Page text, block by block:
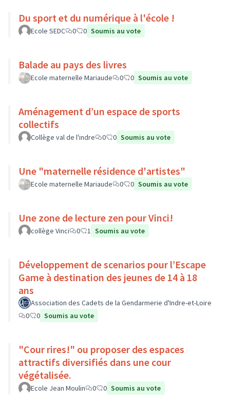
Du sport et du numérique à l'école !
Ecole SEDC 0 0 Soumis au vote
Balade au pays des livres
Ecole maternelle Mariaude 0 0 Soumis au vote
Aménagement d’un espace de sports
collectifs
Collège val de l'indre 0 0 Soumis au vote
Une "maternelle résidence d'artistes"
Ecole maternelle Mariaude 0 0 Soumis au vote
Une zone de lecture zen pour Vinci!
collège Vinci 0 1 Soumis au vote
Développement de scenarios pour l’Escape
Game à destination des jeunes de 14 à 18
ans
Association des Cadets de la Gendarmerie d'Indre-et-Loire
0
0 Soumis au vote
"Cour rires!" ou proposer des espaces
attractifs diversifiés dans une cour
végétalisée.
Ecole Jean Moulin 0 0 Soumis au vote